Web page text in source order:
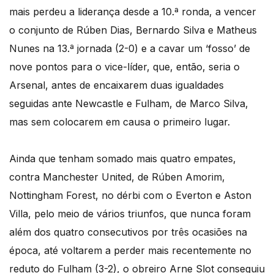
mais perdeu a liderança desde a 10.ª ronda, a vencer
o conjunto de Rúben Dias, Bernardo Silva e Matheus
Nunes na 13.ª jornada (2-0) e a cavar um ‘fosso’ de
nove pontos para o vice-líder, que, então, seria o
Arsenal, antes de encaixarem duas igualdades
seguidas ante Newcastle e Fulham, de Marco Silva,
mas sem colocarem em causa o primeiro lugar.
Ainda que tenham somado mais quatro empates,
contra Manchester United, de Rúben Amorim,
Nottingham Forest, no dérbi com o Everton e Aston
Villa, pelo meio de vários triunfos, que nunca foram
além dos quatro consecutivos por três ocasiões na
época, até voltarem a perder mais recentemente no
reduto do Fulham (3-2), o obreiro Arne Slot conseguiu